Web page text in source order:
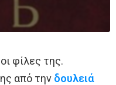
φίλες της.
από την δουλειά